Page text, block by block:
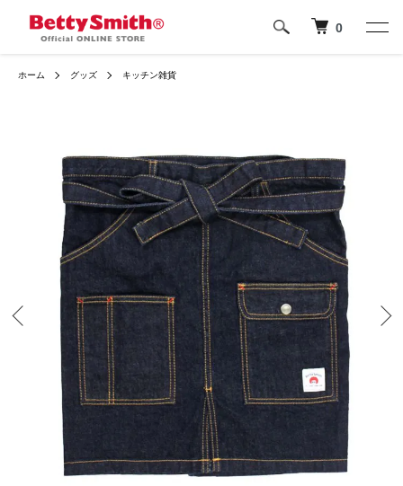
0
ホーム グッズ キッチン雑貨